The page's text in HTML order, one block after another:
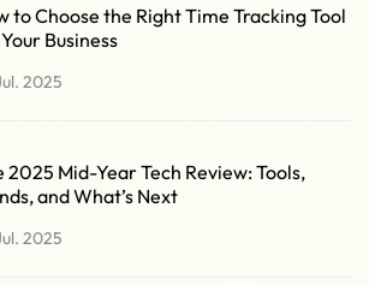
to Choose the Right Time Tracking Tool
Business
2025
2025 Mid-Year Tech Review: Tools,
and What’s Next
2025